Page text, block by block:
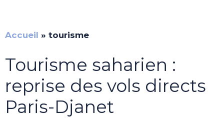
Accueil » tourisme
Tourisme saharien :
reprise des vols directs
Paris-Djanet